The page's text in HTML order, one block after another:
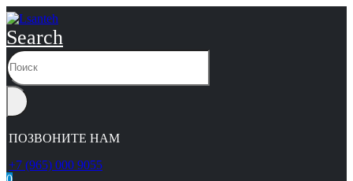
Search
ПОЗВОНИТЕ НАМ
+7 (965) 000 9055